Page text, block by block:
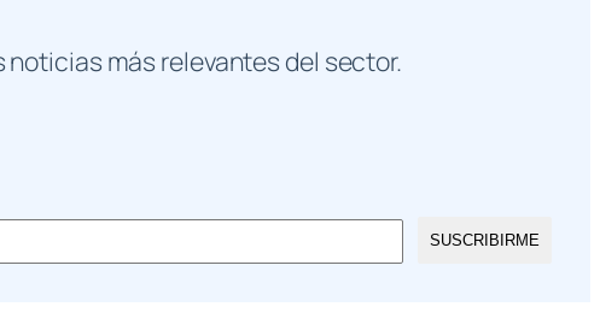
más relevantes del sector.
SUSCRIBIRME